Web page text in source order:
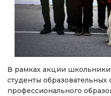
В рамках акции
студенты
профессионального